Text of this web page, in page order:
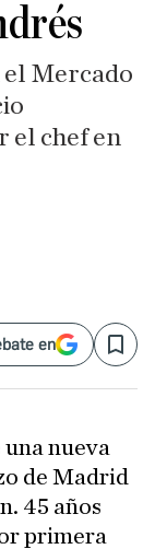
el Mercado
el chef en
en Save
nueva
de Madrid
45 años
primera